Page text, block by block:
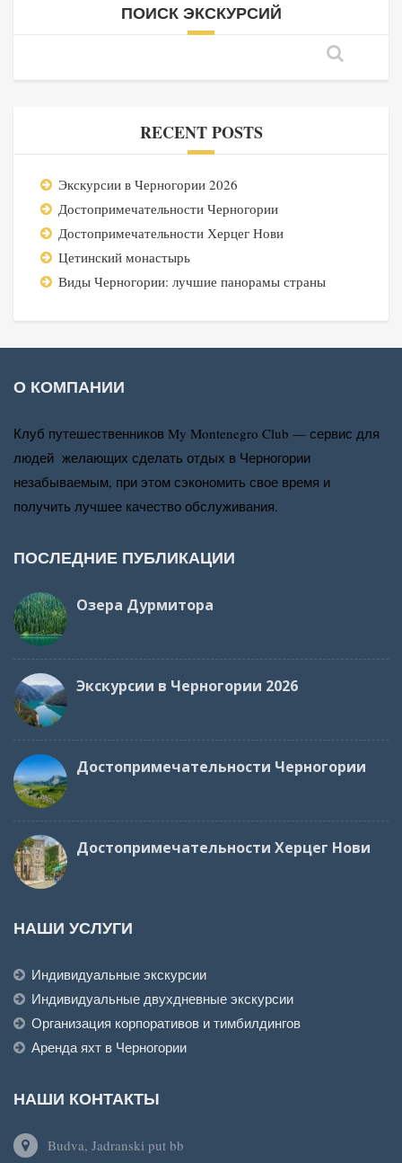
ПОИСК ЭКСКУРСИЙ
RECENT POSTS
Экскурсии в Черногории 2026
Достопримечательности Черногории
Достопримечательности Херцег Нови
Цетинский монастырь
Виды Черногории: лучшие панорамы страны
О КОМПАНИИ
Клуб путешественников My Montenegro Club — сервис для
людей желающих сделать отдых в Черногории
незабываемым, при этом сэкономить свое время и
получить лучшее качество обслуживания.
ПОСЛЕДНИЕ ПУБЛИКАЦИИ
Озера Дурмитора
Экскурсии в Черногории 2026
Достопримечательности Черногории
Достопримечательности Херцег Нови
НАШИ УСЛУГИ
Индивидуальные экскурсии
Индивидуальные двухдневные экскурсии
Организация корпоративов и тимбилдингов
Аренда яхт в Черногории
НАШИ КОНТАКТЫ
Budva, Jadranski put bb